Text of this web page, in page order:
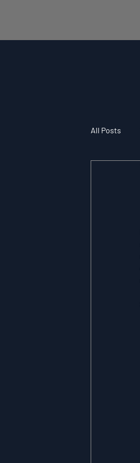
All Posts